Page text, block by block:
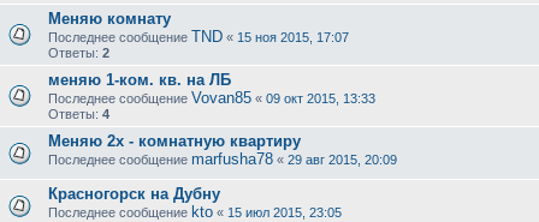
Меняю комнату
Последнее сообщение TND « 15 ноя 2015, 17:07
Ответы: 2
меняю 1-ком. кв. на ЛБ
Последнее сообщение Vovan85 « 09 окт 2015, 13:33
Ответы: 4
Меняю 2х - комнатную квартиру
Последнее сообщение marfusha78 « 29 авг 2015, 20:09
Красногорск на Дубну
Последнее сообщение kto « 15 июл 2015, 23:05